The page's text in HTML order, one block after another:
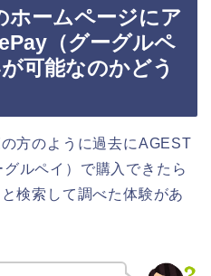
ホームページにア
（グーグルペ
可能なのかどう
方のように過去にAGEST
ルペイ）で購入できたら
検索して調べた体験があ